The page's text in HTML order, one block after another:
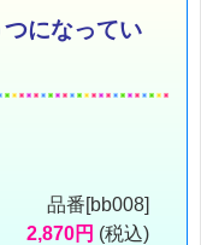
になってい
品番[bb008]
2,870円 (税込)